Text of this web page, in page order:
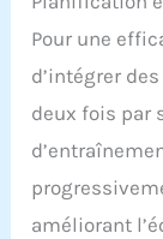
Pour une
d’intégrer
deux fois par
améliorant